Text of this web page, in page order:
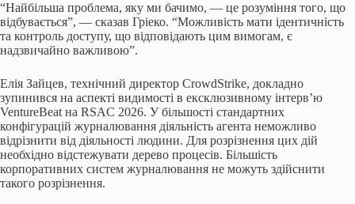
“Найбільша проблема, яку ми бачимо, — це розуміння того, що
відбувається”, — сказав Гріеко. “Можливість мати ідентичність
та контроль доступу, що відповідають цим вимогам, є
надзвичайно важливою”.
Елія Зайцев, технічний директор CrowdStrike, докладно
зупинився на аспекті видимості в ексклюзивному інтерв’ю
VentureBeat на RSAC 2026. У більшості стандартних
конфігурацій журналювання діяльність агента неможливо
відрізнити від діяльності людини. Для розрізнення цих дій
необхідно відстежувати дерево процесів. Більшість
корпоративних систем журналювання не можуть здійснити
такого розрізнення.